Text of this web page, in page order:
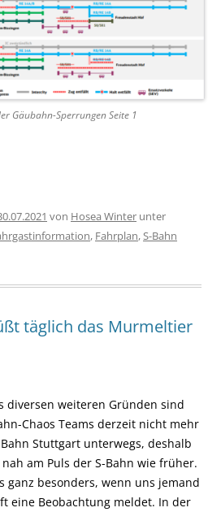
Gäubahn-Sperrungen Seite 1
von Hosea Winter unter
, Fahrplan,S-Bahn
täglich das Murmeltier
diversen weiteren Gründen sind
Chaos Teams derzeit nicht mehr
Stuttgart unterwegs, deshalb
am Puls der S-Bahn wie früher.
ganz besonders, wenn uns jemand
eine Beobachtung meldet. In der